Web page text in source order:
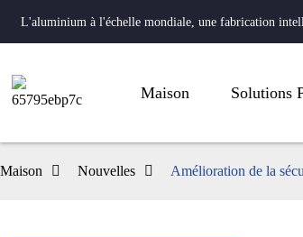
L'aluminium à l'échelle mondiale, une fabrication
Maison Solutions
Maison Nouvelles Amélioration de la